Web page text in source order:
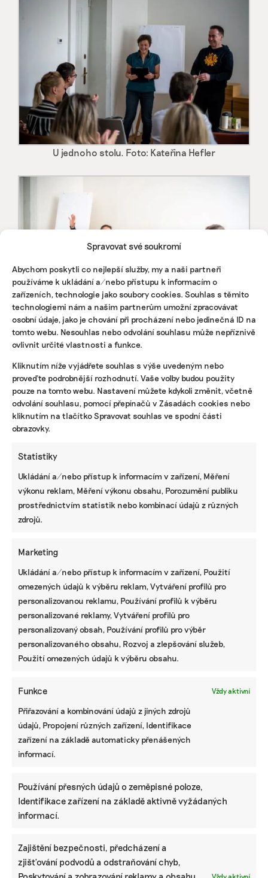
Spravovat své soukromí
Abychom poskytli co nejlepší služby, my a naši partneři
používáme k ukládání a/nebo přístupu k informacím o
zařízeních, technologie jako soubory cookies. Souhlas s těmito
technologiemi nám a našim partnerům umožní zpracovávat
osobní údaje, jako je chování při procházení nebo jedinečná ID na
tomto webu. Nesouhlas nebo odvolání souhlasu může nepříznivě
ovlivnit určité vlastnosti a funkce.
Kliknutím níže vyjádřete souhlas s výše uvedeným nebo
proveďte podrobnější rozhodnutí. Vaše volby budou použity
pouze na tomto webu. Nastavení můžete kdykoli změnit, včetně
odvolání souhlasu, pomocí přepínačů v Zásadách cookies nebo
kliknutím na tlačítko Spravovat souhlas ve spodní části
obrazovky.
Statistiky
Ukládání a/nebo přístup k informacím v zařízení, Měření
výkonu reklam, Měření výkonu obsahu, Porozumění publiku
prostřednictvím statistik nebo kombinací údajů z různých
zdrojů.
Marketing
Ukládání a/nebo přístup k informacím v zařízení, Použití
omezených údajů k výběru reklam, Vytváření profilů pro
personalizovanou reklamu, Používání profilů k výběru
personalizované reklamy, Vytváření profilů pro
personalizovaný obsah, Používání profilů pro výběr
personalizovaného obsahu, Rozvoj a zlepšování služeb,
Použití omezených údajů k výběru obsahu.
Funkce Vždy aktivní
Přiřazování a kombinování údajů z jiných zdrojů
údajů, Propojení různých zařízení, Identifikace
zařízení na základě automaticky přenášených
informací.
Používání přesných údajů o zeměpisné poloze,
Identifikace zařízení na základě aktivně vyžádaných
informací.
Zajištění bezpečnosti, předcházení a
zjišťování podvodů a odstraňování chyb,
Poskytování a zobrazování reklamy a obsahu,
Vždy aktivní
U jednoho stolu. Foto: Kateřina Hefler
U jednoho stolu. Foto: Kateřina Hefler
MARTINA PATOČKOVÁ
Martina začínala s novinařinou v agentuře ČTK a pokračovala
v MF Dnes, psala pro E15 či Reportér Premium. Jenže pak
zatoužila po větší samostatnosti. Ráda chodí po kopcích,
Reklama